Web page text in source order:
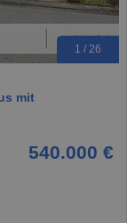
1 / 26
mit
540.000 €